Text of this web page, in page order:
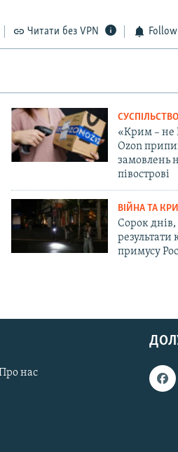
Читати без VPN
СУСПІЛЬСТВО
«Крим – не
Ozon
замовлень
півострові
ВІЙНА ТА
Сорок
результати
примусу
нас